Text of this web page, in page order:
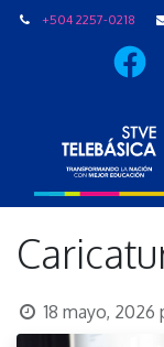
+504 2257-0218
18 mayo, 2026